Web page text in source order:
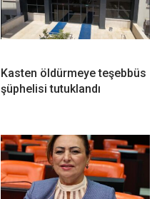
Kasten öldürmeye teşebbüs
şüphelisi tutuklandı